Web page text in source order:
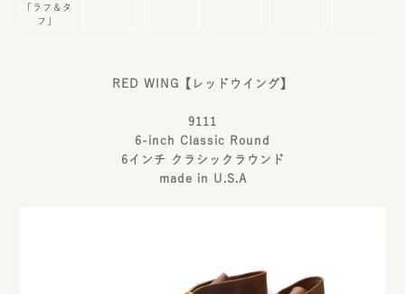
「ラフ＆タ
フ」
RED WING【レッドウイング】
9111
6-inch Classic Round
6インチ クラシックラウンド
made in U.S.A